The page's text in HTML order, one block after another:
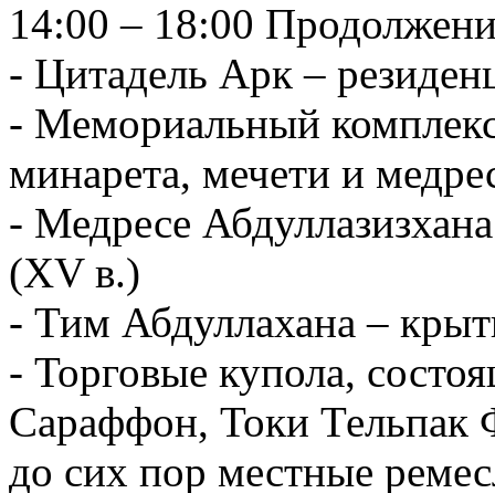
14:00 – 18:00
- Цитадель Арк –
- Мемориальный
минарета, мечети и
- Медресе
(XV в.)
- Тим Абдуллахана –
- Торговые купола,
Сараффон, Токи Тельпак
до сих пор местные